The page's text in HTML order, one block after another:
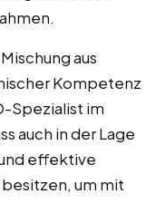
aus
Kompetenz
Spezialist im
auch in der Lage
effektive
um mit